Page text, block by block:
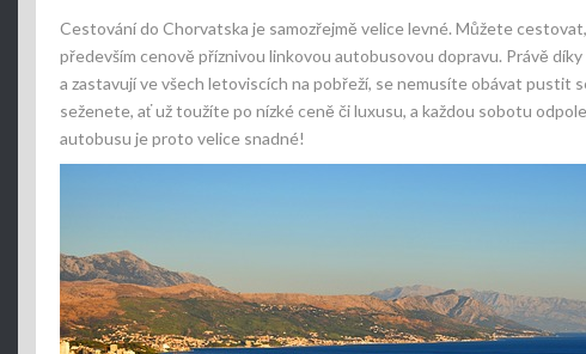
Cestování do Chorvatska je samozřejmě velice levné. Můžete
především cenově příznivou linkovou autobusovou dopravu. Právě
a zastavují ve všech letoviscích na pobřeží, se nemusíte obávat
seženete, ať už toužíte po nízké ceně či luxusu, a každou sobotu
autobusu je proto velice snadné!